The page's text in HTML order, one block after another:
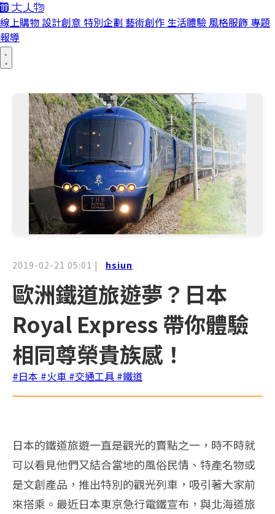
線上購物 設計創意 特別企劃 藝術創作 生活體驗 風格服飾 專題
報導
2019-02-21 05:01 | hsiun
歐洲鐵道旅遊夢？日本
Royal Express 帶你體驗
相同尊榮貴族感！
#日本 #火車 #交通工具 #鐵道
日本的鐵道旅遊一直是觀光的賣點之一，時不時就
可以看見他們又結合當地的風俗民情、特產名物或
是文創產品，推出特別的觀光列車，吸引著大家前
來搭乘。最近日本東京急行電鐵宣布，與北海道旅